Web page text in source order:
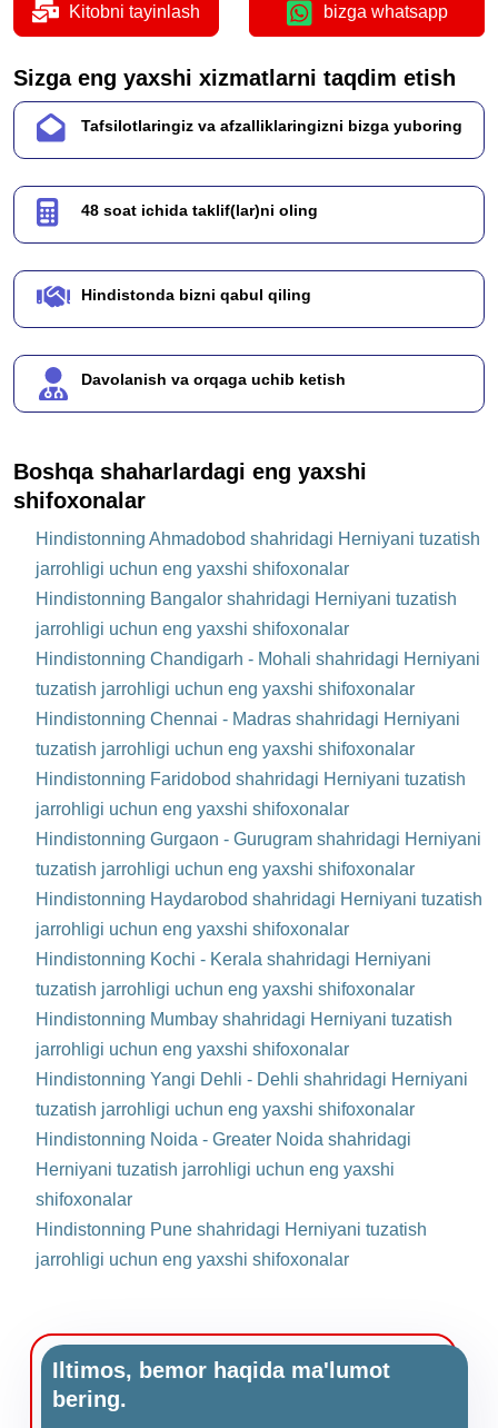
Kitobni tayinlash bizga whatsapp
Sizga eng yaxshi xizmatlarni taqdim etish
Tafsilotlaringiz va afzalliklaringizni bizga yuboring
48 soat ichida taklif(lar)ni oling
Hindistonda bizni qabul qiling
Davolanish va orqaga uchib ketish
Boshqa shaharlardagi eng yaxshi
shifoxonalar
Hindistonning Ahmadobod shahridagi Herniyani tuzatish
jarrohligi uchun eng yaxshi shifoxonalar
Hindistonning Bangalor shahridagi Herniyani tuzatish
jarrohligi uchun eng yaxshi shifoxonalar
Hindistonning Chandigarh - Mohali shahridagi Herniyani
tuzatish jarrohligi uchun eng yaxshi shifoxonalar
Hindistonning Chennai - Madras shahridagi Herniyani
tuzatish jarrohligi uchun eng yaxshi shifoxonalar
Hindistonning Faridobod shahridagi Herniyani tuzatish
jarrohligi uchun eng yaxshi shifoxonalar
Hindistonning Gurgaon - Gurugram shahridagi Herniyani
tuzatish jarrohligi uchun eng yaxshi shifoxonalar
Hindistonning Haydarobod shahridagi Herniyani tuzatish
jarrohligi uchun eng yaxshi shifoxonalar
Hindistonning Kochi - Kerala shahridagi Herniyani
tuzatish jarrohligi uchun eng yaxshi shifoxonalar
Hindistonning Mumbay shahridagi Herniyani tuzatish
jarrohligi uchun eng yaxshi shifoxonalar
Hindistonning Yangi Dehli - Dehli shahridagi Herniyani
tuzatish jarrohligi uchun eng yaxshi shifoxonalar
Hindistonning Noida - Greater Noida shahridagi
Herniyani tuzatish jarrohligi uchun eng yaxshi
shifoxonalar
Hindistonning Pune shahridagi Herniyani tuzatish
jarrohligi uchun eng yaxshi shifoxonalar
Iltimos, bemor haqida ma'lumot
bering.